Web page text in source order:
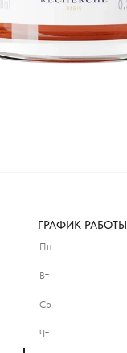
ГРАФИК РАБОТЫ
Пн
Вт
Ср
Чт